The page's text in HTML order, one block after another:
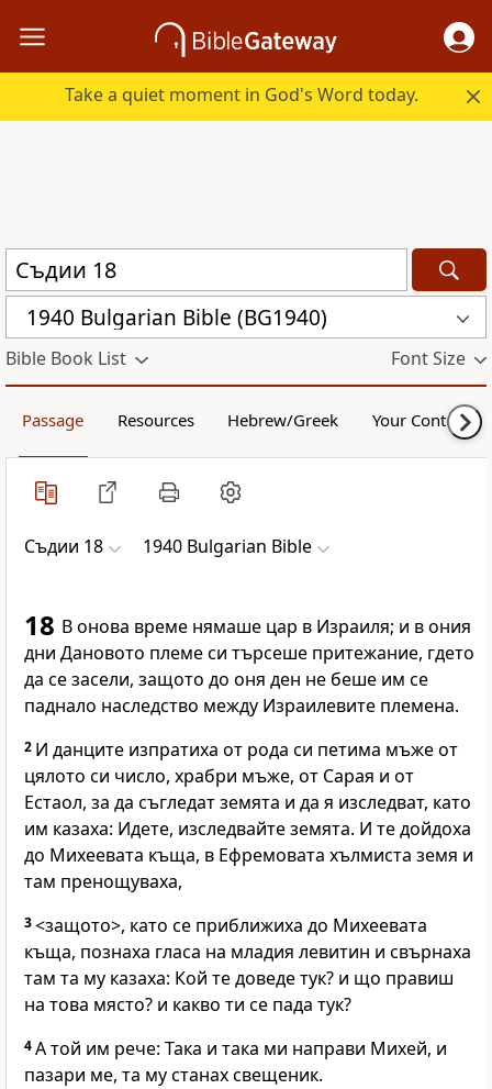
Take a quiet moment in God's Word today.
1940 Bulgarian Bible (BG1940)
Bible Book List Font Size
Passage Resources Hebrew/Greek Your Content
Съдии 18 1940 Bulgarian Bible
18 В онова време нямаше цар в Израиля; и в ония
дни Дановото племе си търсеше притежание, гдето
да се засели, защото до оня ден не беше им се
паднало наследство между Израилевите племена.
2 И данците изпратиха от рода си петима мъже от
цялото си число, храбри мъже, от Сарая и от
Естаол, за да съгледат земята и да я изследват, като
им казаха: Идете, изследвайте земята. И те дойдоха
до Михеевата къща, в Ефремовата хълмиста земя и
там пренощуваха,
3<защото>, като се приближиха до Михеевата
къща, познаха гласа на младия левитин и свърнаха
там та му казаха: Кой те доведе тук? и що правиш
на това място? и какво ти се пада тук?
4А той им рече: Така и така ми направи Михей, и
пазари ме, та му станах свещеник.